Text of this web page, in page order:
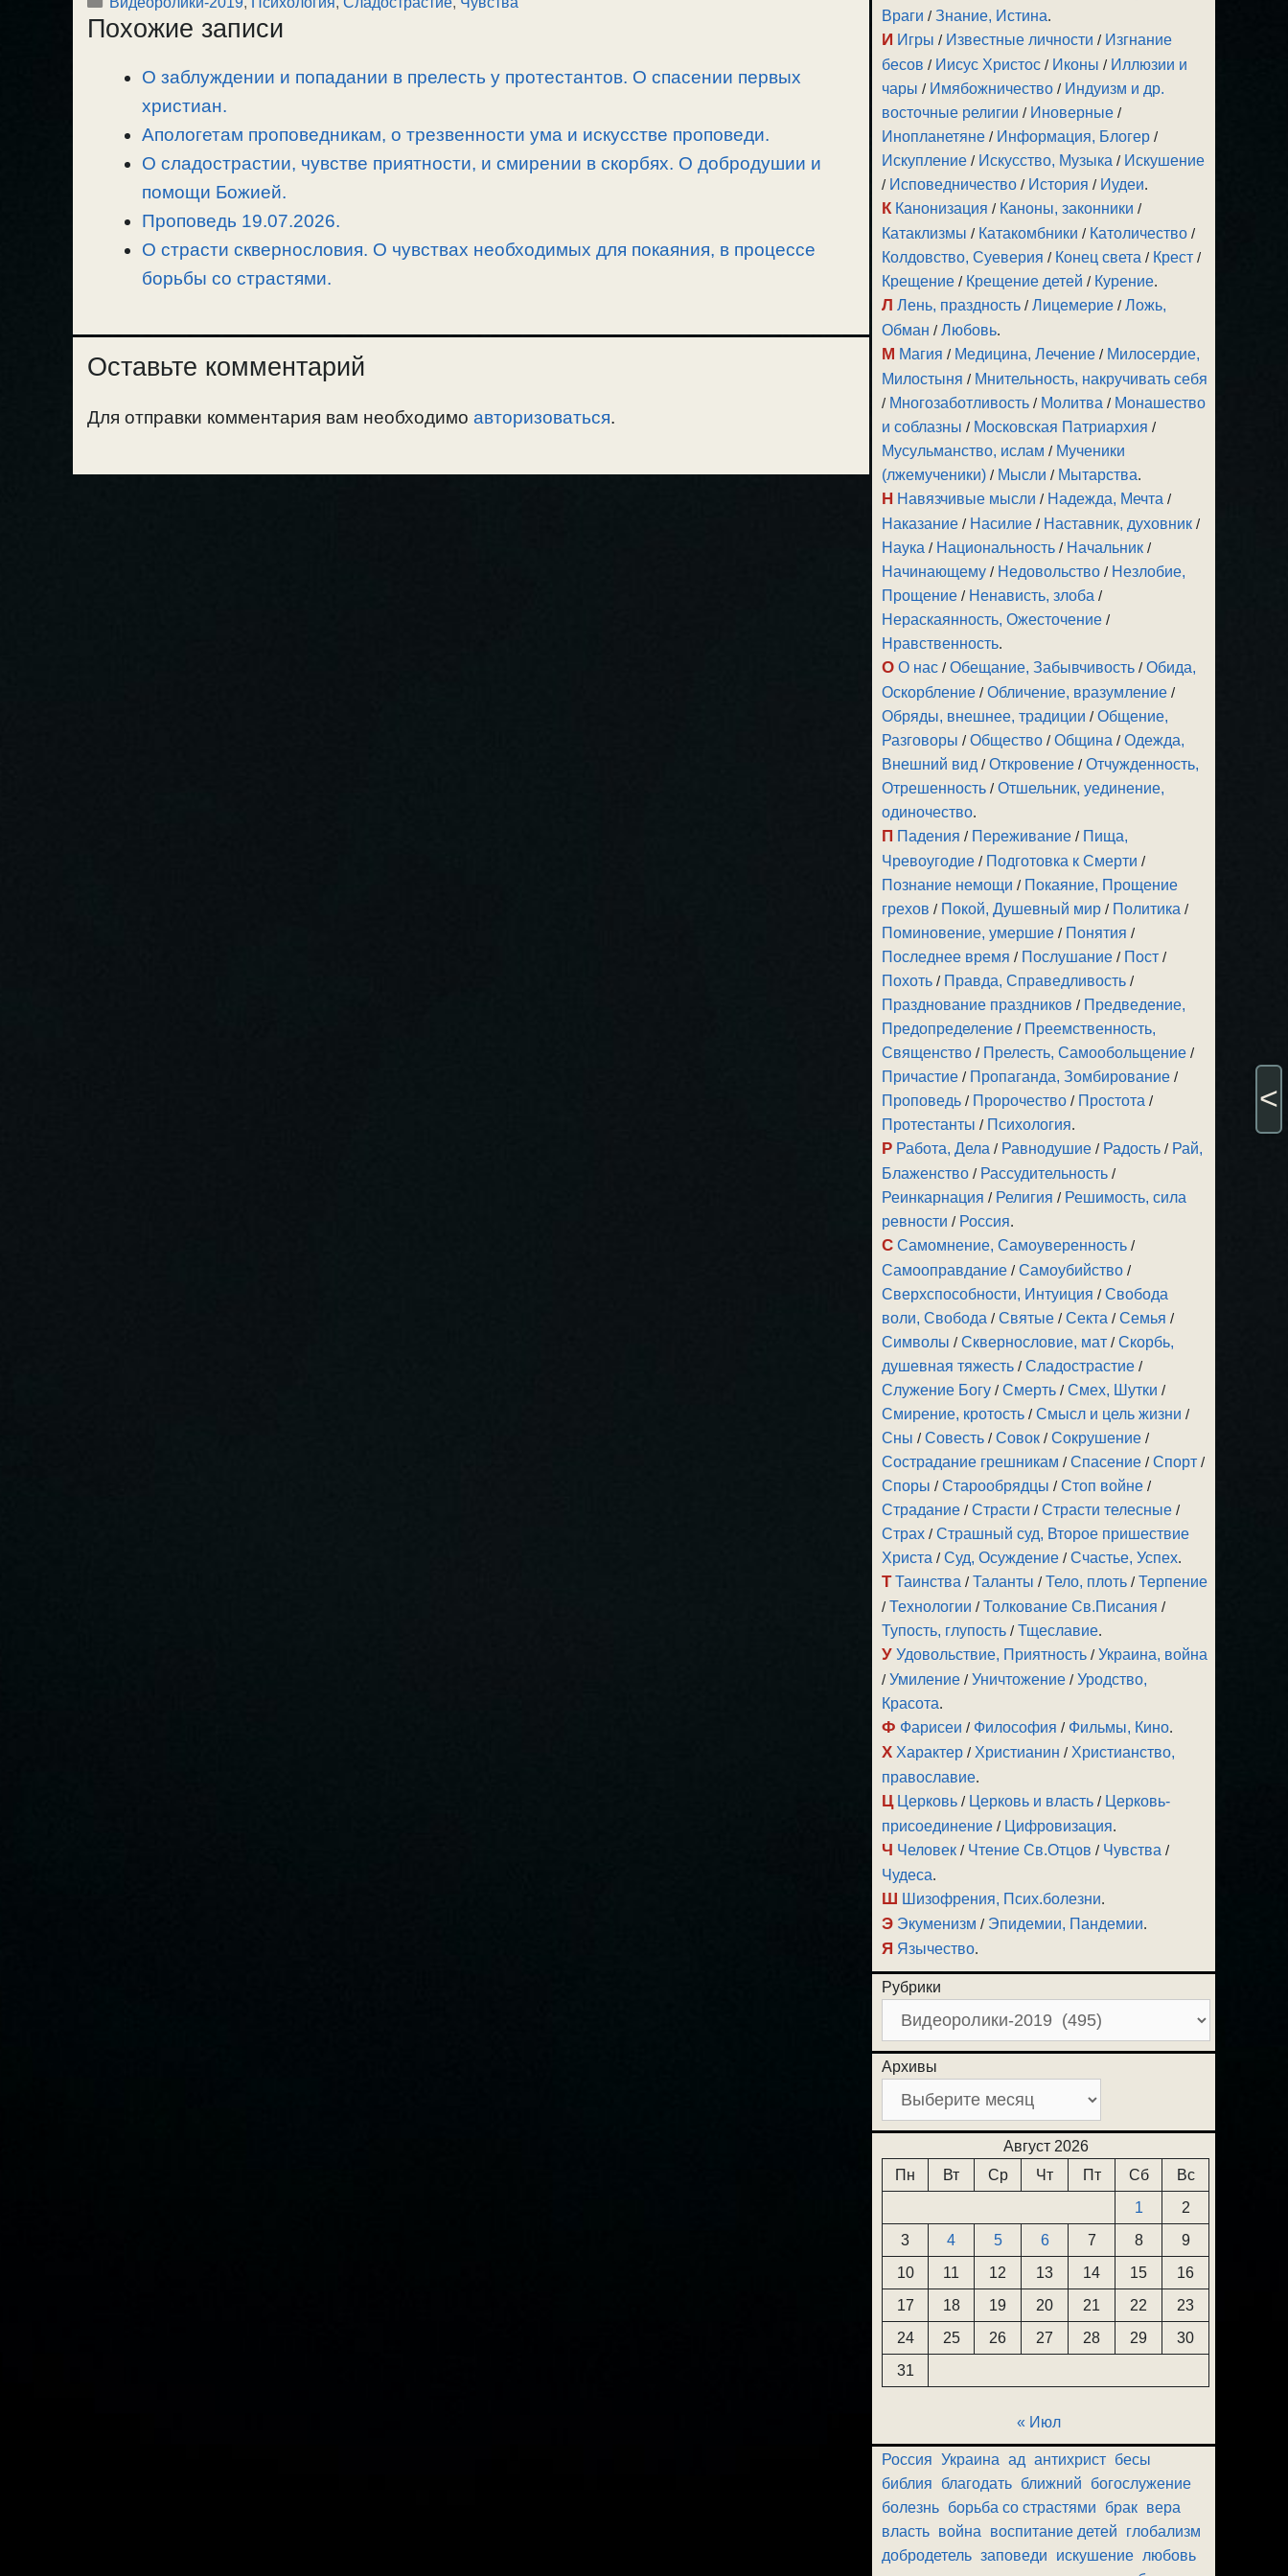
p
y
l
e
r
a
m
c
e
o
o
k
п
р
в
и
т
Похожие записи
О заблуждении и попадании в прелесть у протестантов. О спасении первых
христиан.
Апологетам проповедникам, о трезвенности ума и искусстве проповеди.
О сладострастии, чувстве приятности, и смирении в скорбях. О добродушии и
помощи Божией.
Проповедь 19.07.2026.
О страсти сквернословия. О чувствах необходимых для покаяния, в процессе
борьбы со страстями.
Оставьте комментарий
Для отправки комментария вам необходимо авторизоваться.
Враги /Знание, Истина.
И Игры / Известные личности / Изгнание
бесов / Иисус Христос / Иконы / Иллюзии и
чары / Имябожничество / Индуизм и др.
восточные религии / Иноверные /
Инопланетяне / Информация, Блогер /
Искупление / Искусство, Музыка / Искушение
/ Исповедничество / История / Иудеи.
К Канонизация / Каноны, законники /
Катаклизмы / Катакомбники / Католичество /
Колдовство, Суеверия / Конец света / Крест /
Крещение / Крещение детей / Курение.
Л Лень, праздность /Лицемерие /Ложь,
Обман /Любовь.
М Магия / Медицина, Лечение / Милосердие,
Милостыня / Мнительность, накручивать себя
/ Многозаботливость / Молитва / Монашество
и соблазны / Московская Патриархия /
Мусульманство, ислам / Мученики
(лжемученики) / Мысли / Мытарства.
Н Навязчивые мысли / Надежда, Мечта /
Наказание / Насилие / Наставник, духовник /
Наука / Национальность / Начальник /
Начинающему / Недовольство / Незлобие,
Прощение / Ненависть, злоба /
Нераскаянность, Ожесточение /
Нравственность.
О О нас /Обещание, Забывчивость /Обида,
Оскорбление /Обличение, вразумление /
Обряды, внешнее, традиции /Общение,
Разговоры /Общество /Община /Одежда,
Внешний вид /Откровение /Отчужденность,
Отрешенность /Отшельник, уединение,
одиночество.
П Падения / Переживание / Пища,
Чревоугодие / Подготовка к Смерти /
Познание немощи / Покаяние, Прощение
грехов / Покой, Душевный мир / Политика /
Поминовение, умершие / Понятия /
Последнее время / Послушание / Пост /
Похоть / Правда, Справедливость /
Празднование праздников / Предведение,
Предопределение / Преемственность,
Священство / Прелесть, Самообольщение /
Причастие / Пропаганда, Зомбирование /
Проповедь / Пророчество / Простота /
Протестанты / Психология.
Р Работа, Дела / Равнодушие / Радость / Рай,
Блаженство / Рассудительность /
Реинкарнация / Религия / Решимость, сила
ревности / Россия.
С Самомнение, Самоуверенность /
Самооправдание /Самоубийство /
Сверхспособности, Интуиция /Свобода
воли, Свобода /Святые /Секта /Семья /
Символы /Сквернословие, мат /Скорбь,
душевная тяжесть /Сладострастие /
Служение Богу /Смерть /Смех, Шутки /
Смирение, кротость /Смысл и цель жизни /
Сны /Совесть /Совок /Сокрушение /
Сострадание грешникам /Спасение /Спорт /
Споры /Старообрядцы /Стоп войне /
Страдание /Страсти /Страсти телесные /
Страх /Страшный суд, Второе пришествие
Христа /Суд, Осуждение /Счастье, Успех.
Т Таинства /Таланты /Тело, плоть /Терпение
/Технологии /Толкование Св.Писания /
Тупость, глупость /Тщеславие.
У Удовольствие, Приятность /Украина, война
/Умиление /Уничтожение /Уродство,
Красота.
Ф Фарисеи / Философия / Фильмы, Кино.
Х Характер / Христианин / Христианство,
православие.
Ц Церковь / Церковь и власть / Церковь-
присоединение / Цифровизация.
Ч Человек / Чтение Св.Отцов / Чувства /
Чудеса.
Ш Шизофрения, Псих.болезни.
Э Экуменизм / Эпидемии, Пандемии.
Я Язычество.
Рубрики
Архивы
Август 2026
Пн
Вт Ср Чт Пт Сб
Вс
1
2
3
4 5 6 7 8
9
10
11 12 13 14 15
16
17
18 19 20 21 22
23
24
25 26 27 28 29
30
31
« Июл
Россия Украина ад антихрист бесы
библия
благодать ближний
богослужение
болезнь борьба со страстями брак вера
власть война воспитание детей
глобализм
добродетель заповеди искушение любовь
<